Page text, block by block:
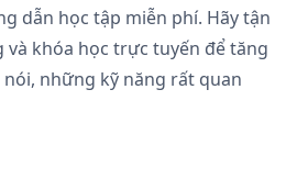
dẫn học tập miễn phí. Hãy tận
và khóa học trực tuyến để tăng
những kỹ năng rất quan